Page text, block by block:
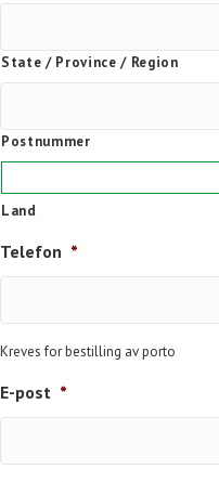
State / Province / Region
Postnummer
Land
Telefon *
Kreves for bestilling av porto
E-post *